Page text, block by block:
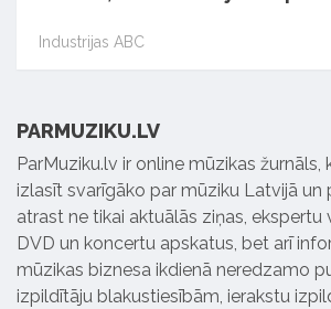
Industrijas ABC
PARMUZIKU.LV
ParMuziku.lv ir online mūzikas žurnāls,
izlasīt svarīgāko par mūziku Latvijā un
atrast ne tikai aktuālās ziņas, ekspertu
DVD un koncertu apskatus, bet arī
mūzikas biznesa ikdienā neredzamo
izpildītāju blakustiesībām, ierakstu